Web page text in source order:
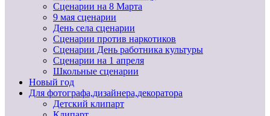
Сценарии на 8 Марта
9 мая сценарии
День села сценарии
Сценарии против наркотиков
Сценарии День работника культуры
Сценарии на 1 апреля
Школьные сценарии
Новый год
Для фотографа,дизайнера,декоратора
Детский клипарт